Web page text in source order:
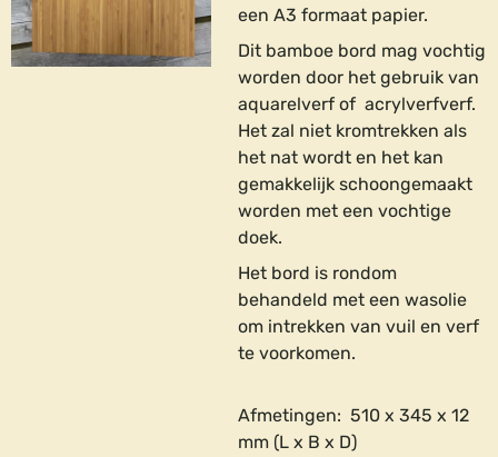
een A3 formaat papier.
Dit bamboe bord mag vochtig
worden door het gebruik van
aquarelverf of acrylverfverf.
Het zal niet kromtrekken als
het nat wordt en het kan
gemakkelijk schoongemaakt
worden met een vochtige
doek.
Het bord is rondom
behandeld met een wasolie
om intrekken van vuil en verf
te voorkomen.
Afmetingen: 510 x 345 x 12
mm (L x B x D)